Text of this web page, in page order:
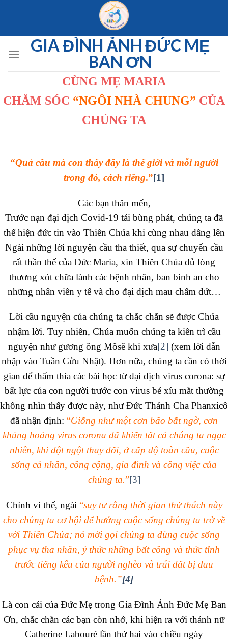
GIA ĐÌNH ẢNH ĐỨC MẸ
BAN ƠN
CÙNG MẸ MARIA
CHĂM SÓC “NGÔI NHÀ CHUNG” CỦA
CHÚNG TA
“Quả cầu mà con thấy đây là thế giới và mỗi người
trong đó, cách riêng.”[1]
Các bạn thân mến,
Trước nạn đại dịch Covid-19 tái bùng phát, chúng ta đã
thể hiện đức tin vào Thiên Chúa khi cùng nhau dâng lên
Ngài những lời nguyện cầu tha thiết, qua sự chuyển cầu
rất thần thế của Đức Maria, xin Thiên Chúa dủ lòng
thương xót chữa lành các bệnh nhân, ban bình an cho
những nhân viên y tế và cho đại dịch mau chấm dứt…
Lời cầu nguyện của chúng ta chắc chắn sẽ được Chúa
nhậm lời. Tuy nhiên, Chúa muốn chúng ta kiên trì cầu
nguyện như gương ông Môsê khi xưa[2] (xem lời dẫn
nhập vào Tuần Cửu Nhật). Hơn nữa, chúng ta cần có thời
gian để thấm thía các bài học từ đại dịch virus corona: sự
bất lực của con người trước con virus bé xíu mắt thường
không nhìn thấy được này, như Đức Thánh Cha Phanxicô
đã nhận định: “Giống như một cơn bão bất ngờ, cơn
khủng hoảng virus corona đã khiến tất cả chúng ta ngạc
nhiên, khi đột ngột thay đổi, ở cấp độ toàn cầu, cuộc
sống cá nhân, công cộng, gia đình và công việc của
chúng ta.”[3]
Chính vì thế, ngài “suy tư rằng thời gian thử thách này
cho chúng ta cơ hội để hướng cuộc sống chúng ta trở về
với Thiên Chúa; nó mời gọi chúng ta dùng cuộc sống
phục vụ tha nhân, ý thức những bất công và thức tỉnh
trước tiếng kêu của người nghèo và trái đất bị đau
bệnh.”[4]
Là con cái của Đức Mẹ trong Gia Đình Ảnh Đức Mẹ Ban
Ơn, chắc chắn các bạn còn nhớ, khi hiện ra với thánh nữ
Catherine Labouré lần thứ hai vào chiều ngày